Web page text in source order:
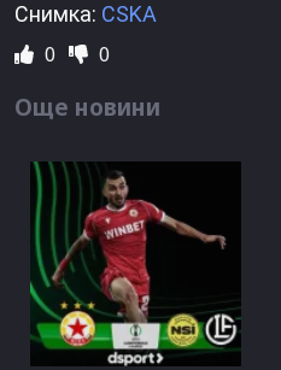
Снимка: CSKA
0 0
Още новини